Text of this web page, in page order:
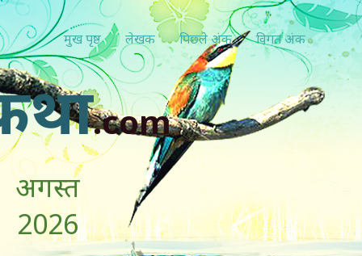
मुख पृष्ठ लेखक पिछ्ले अंक विगत अंक
.com
अगस्त
2026